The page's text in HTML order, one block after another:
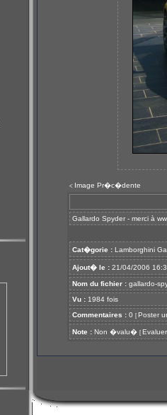
< Image Pr�c�dente
Gallardo Spyder - merci à
Cat�gorie : Lamborghini
Ajout� le : 21/04/2006
Nom du fichier : gallardo-
Vu : 1984 fois
Commentaires : 0 [ Poster
Note : Non �valu� [ Evaluer